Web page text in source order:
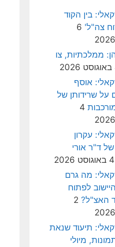
בין הקוד
צה"ל' 6
ממלכתיות, צו
אוסף
על שרידותן של
4
עקרון
ד"ר אורי
4 באוגוסט 2026
מה גרם
לפתוח
האצ"ל? 2
תיעוד שנאת
מיולי